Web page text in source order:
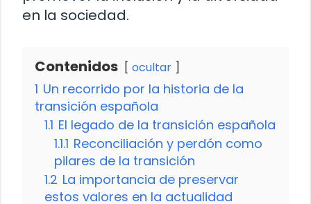
en la sociedad.
Contenidos ocultar
1 Un recorrido por la historia de la
transición española
1.1 El legado de la transición española
1.1.1 Reconciliación y perdón como
pilares de la transición
1.2 La importancia de preservar
estos valores en la actualidad